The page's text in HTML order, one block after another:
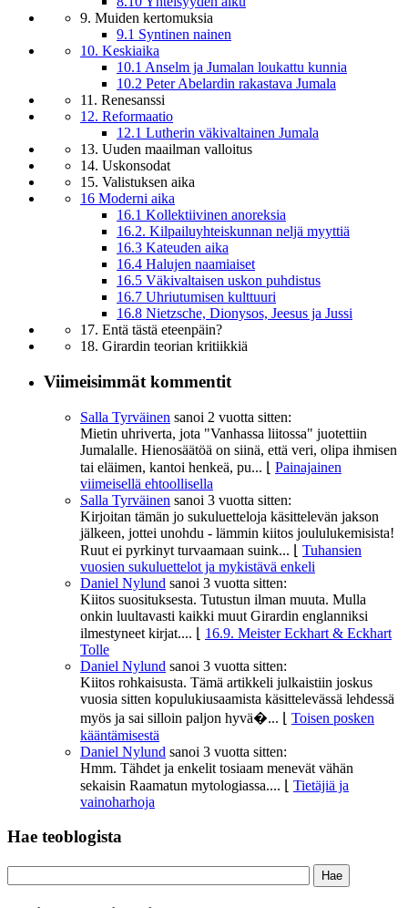
9. Muiden kertomuksia
9.1 Syntinen nainen
10. Keskiaika
10.1 Anselm ja Jumalan loukattu kunnia
10.2 Peter Abelardin rakastava Jumala
11. Renesanssi
12. Reformaatio
12.1 Lutherin väkivaltainen Jumala
13. Uuden maailman valloitus
14. Uskonsodat
15. Valistuksen aika
16 Moderni aika
16.1 Kollektiivinen anoreksia
16.2. Kilpailuyhteiskunnan neljä myyttiä
16.3 Kateuden aika
16.4 Halujen naamiaiset
16.5 Väkivaltaisen uskon puhdistus
16.7 Uhriutumisen kulttuuri
16.8 Nietzsche, Dionysos, Jeesus ja Jussi
17. Entä tästä eteenpäin?
18. Girardin teorian kritiikkiä
Viimeisimmät kommentit
Salla Tyrväinen sanoi 2 vuotta sitten:
Mietin uhriverta, jota "Vanhassa liitossa" juotettiin
Jumalalle. Hienosäätöä on siinä, että veri, olipa ihmisen
tai eläimen, kantoi henkeä, pu...
Painajainen
viimeisellä ehtoollisella
Salla Tyrväinen sanoi 3 vuotta sitten:
Kirjoitan tämän jo sukuluetteloja käsittelevän jakson
jälkeen, jottei unohdu - lämmin kiitos joululukemisista!
Ruut ei pyrkinyt turvaamaan suink...
Tuhansien
vuosien sukuluettelot ja mykistävä enkeli
Daniel Nylund sanoi 3 vuotta sitten:
Kiitos suosituksesta. Tutustun ilman muuta. Mulla
onkin luultavasti kaikki muut Girardin englanniksi
ilmestyneet kirjat....
16.9. Meister Eckhart & Eckhart
Tolle
Daniel Nylund sanoi 3 vuotta sitten:
Kiitos rohkaisusta. Tämä artikkeli julkaistiin joskus
vuosia sitten kopulukiusaamista käsittelevässä lehdessä
myös ja sai silloin paljon hyvä�...
Toisen posken
kääntämisestä
Daniel Nylund sanoi 3 vuotta sitten:
Hmm. Tähdet ja enkelit tosiaam menevät vähän
sekaisin Raamatun mytologiassa....
Tietäjiä ja
vainoharhoja
Hae teoblogista